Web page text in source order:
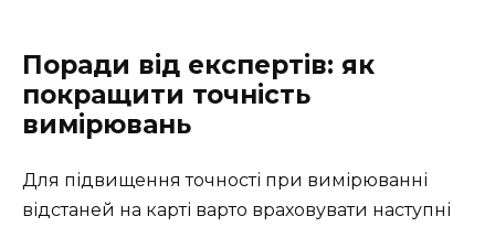
Поради від експертів: як
покращити точність
вимірювань
Для підвищення точності при вимірюванні
відстаней на карті варто враховувати наступні